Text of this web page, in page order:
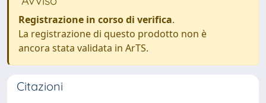
Registrazione in corso di verifica.
La registrazione di questo prodotto non è
ancora stata validata in ArTS.
Citazioni